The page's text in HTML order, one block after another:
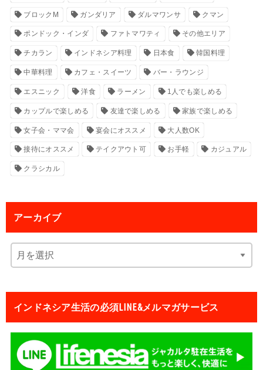
ブロックM ガンダリア ダルマワンサ クマン
ポンドック・インダ ファトマワティ その他エリア
チカラン インドネシア料理 日本食 韓国料理
中華料理 カフェ・スイーツ バー・ラウンジ
エスニック 洋食 ラーメン 1人でも楽しめる
カップルで楽しめる 友達で楽しめる 家族で楽しめる
女子会・ママ会 宴会にオススメ 大人数OK
接待にオススメ テイクアウト可 お手軽 カジュアル
クラシカル
アーカイブ
インドネシア生活の必須LINE&メルマガサービス